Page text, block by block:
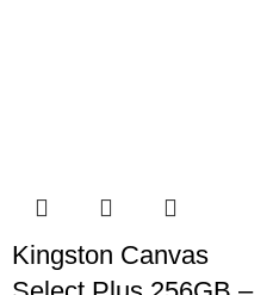
Kingston Canvas